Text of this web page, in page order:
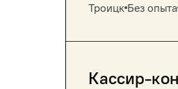
Троицк Без опыта
Кассир-